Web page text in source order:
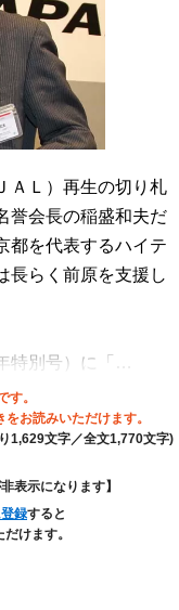
ＡＬ）再生の切り札
誉会長の稲盛和夫だ
都を代表するハイテ
長らく前原を支援し
特別号）に「…
す。
をお読みいただけます。
1,629文字／全文1,770文字)
表示になります】
録すると
けます。